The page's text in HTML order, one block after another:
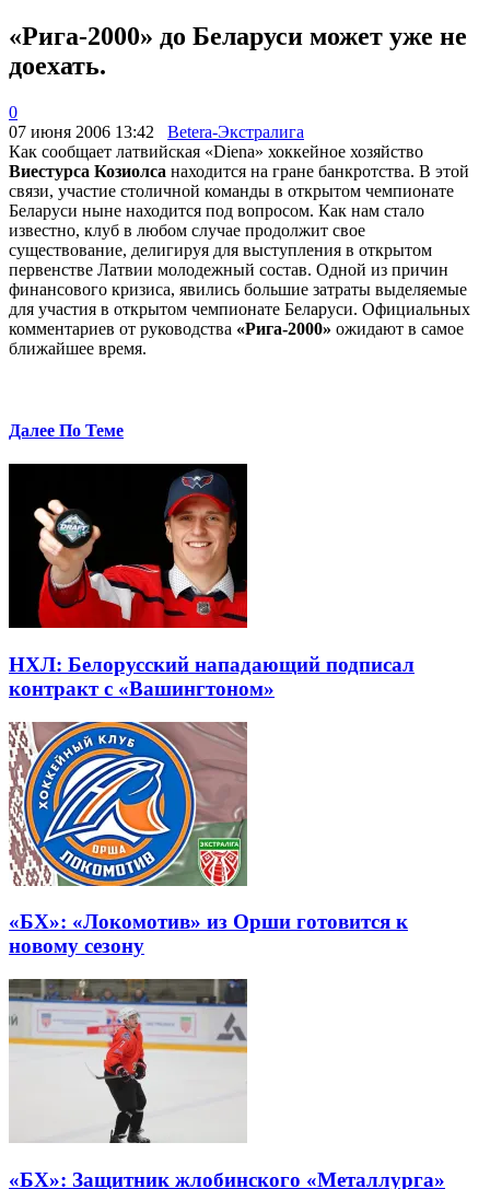
«Рига-2000» до Беларуси может уже не
доехать.
0
07 июня 2006 13:42
Betera-Экстралига
Как сообщает латвийская «Diena» хоккейное хозяйство
Виестурса Козиолса находится на гране банкротства. В этой
связи, участие столичной команды в открытом чемпионате
Беларуси ныне находится под вопросом. Как нам стало
известно, клуб в любом случае продолжит свое
существование, делигируя для выступления в открытом
первенстве Латвии молодежный состав. Одной из причин
финансового кризиса, явились большие затраты выделяемые
для участия в открытом чемпионате Беларуси. Официальных
комментариев от руководства «Рига-2000» ожидают в самое
ближайшее время.
Далее По Теме
НХЛ: Белорусский нападающий подписал
контракт с «Вашингтоном»
«БХ»: «Локомотив» из Орши готовится к
новому сезону
«БХ»: Защитник жлобинского «Металлурга»